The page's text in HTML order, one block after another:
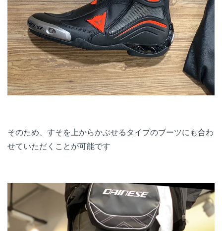
そのため、すそを上からかぶせるタイプのブーツにも合わ
せていただくことが可能です